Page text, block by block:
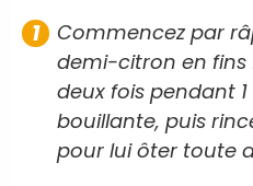
Commencez par
demi-citron en fins
deux fois pendant
bouillante, puis
pour lui ôter toute